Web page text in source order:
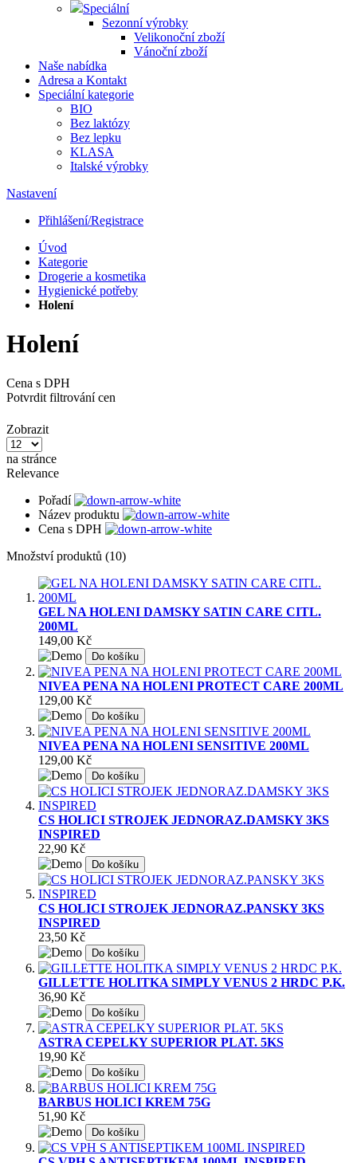
Speciální
Sezonní výrobky
Velikonoční zboží
Vánoční zboží
Naše nabídka
Adresa a Kontakt
Speciální kategorie
BIO
Bez laktózy
Bez lepku
KLASA
Italské výrobky
Nastavení
Přihlášení/Registrace
Úvod
Kategorie
Drogerie a kosmetika
Hygienické potřeby
Holení
Holení
Cena s DPH
Potvrdit filtrování cen
Zobrazit
na stránce
Relevance
Pořadí
Název produktu
Cena s DPH
Množství produktů (10)
GEL NA HOLENI DAMSKY SATIN CARE CITL.
200ML
149,00 Kč
Do košíku
NIVEA PENA NA HOLENI PROTECT CARE 200ML
129,00 Kč
Do košíku
NIVEA PENA NA HOLENI SENSITIVE 200ML
129,00 Kč
Do košíku
CS HOLICI STROJEK JEDNORAZ.DAMSKY 3KS
INSPIRED
22,90 Kč
Do košíku
CS HOLICI STROJEK JEDNORAZ.PANSKY 3KS
INSPIRED
23,50 Kč
Do košíku
GILLETTE HOLITKA SIMPLY VENUS 2 HRDC P.K.
36,90 Kč
Do košíku
ASTRA CEPELKY SUPERIOR PLAT. 5KS
19,90 Kč
Do košíku
BARBUS HOLICI KREM 75G
51,90 Kč
Do košíku